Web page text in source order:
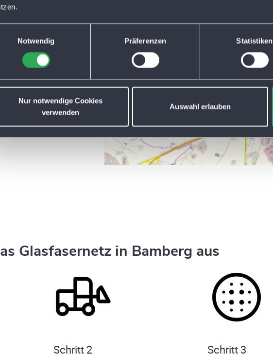
Notwendig Präferenzen Statistiken
Nur notwendige Cookies
verwenden
Auswahl erlauben
Glasfasernetz in Bamberg aus
Schritt 2 Schritt 3